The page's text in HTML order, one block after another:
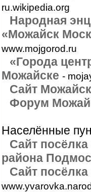
ru.wikipedia.org
Народная
«Можайск
www.mojgorod.ru
«Города
Можайске -
Сайт
Форум
Населённые
Сайт
района
Сайт